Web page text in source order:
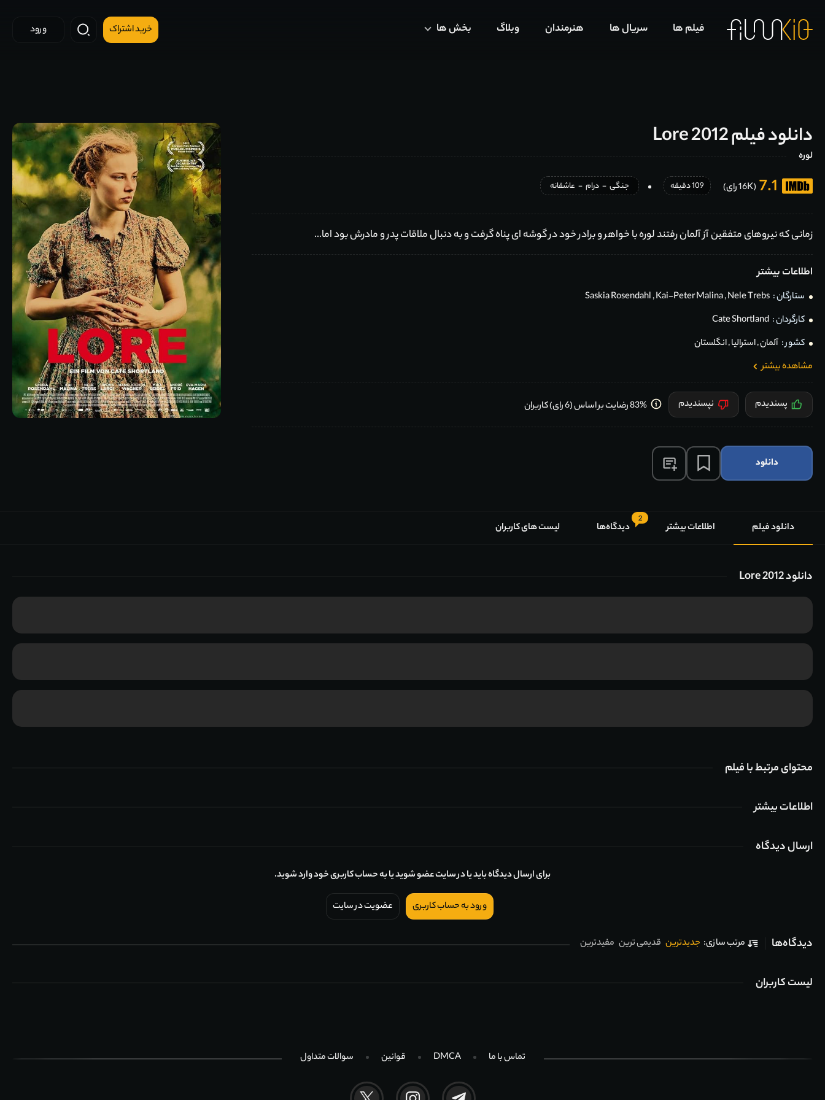
فیلم ها سریال ها هنرمندان وبلاگ بخش ها خرید اشتراک ورود
دانلود فیلم Lore 2012
لوره
7.1 (16K رای) 109 دقیقه جنگی - درام - عاشقانه
زمانی که نیروهای متفقین آز آلمان رفتند لوره با خواهر و برادر خود در گوشه ای پناه گرفت و به دنبال ملاقات پدر و مادرش بود اما…
اطلاعات بیشتر
ستارگان : Saskia Rosendahl,Kai-Peter Malina,Nele Trebs
کارگردان : Cate Shortland
کشور : آلمان,استرالیا,انگلستان
مشاهده بیشتر
پسندیدم نپسندیدم 83% رضایت بر اساس (6 رای) کاربران
دانلود
دانلود فیلم اطلاعات بیشتر
2
دیدگاه‌ها لیست های کاربران
دانلود Lore 2012
محتوای مرتبط با فیلم
اطلاعات بیشتر
ارسال دیدگاه
برای ارسال دیدگاه باید یا در سایت عضو شوید یا به حساب کاربری خود وارد شوید.
ورود به حساب کاربری عضویت در سایت
دیدگاه‌ها مرتب سازی: جدیدترین قدیمی ترین مفیدترین
لیست کاربران
تماس با ما DMCA قوانین سوالات متداول